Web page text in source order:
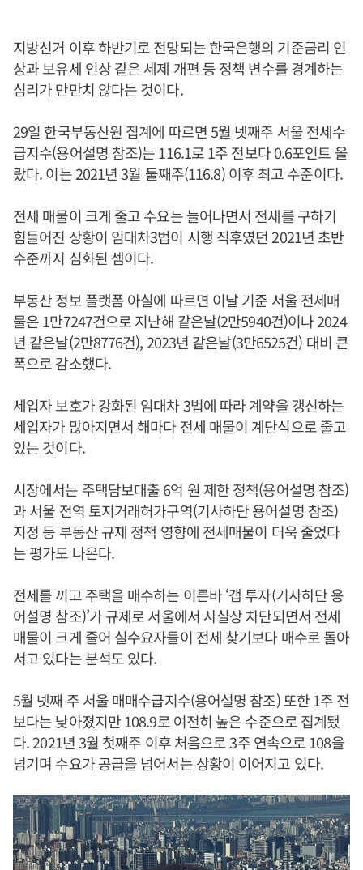
지방선거 이후 하반기로 전망되는 한국은행의 기준금리 인
상과 보유세 인상 같은 세제 개편 등 정책 변수를 경계하는
심리가 만만치 않다는 것이다.
29일 한국부동산원 집계에 따르면 5월 넷째주 서울 전세수
급지수(용어설명 참조)는 116.1로 1주 전보다 0.6포인트 올
랐다. 이는 2021년 3월 둘째주(116.8) 이후 최고 수준이다.
전세 매물이 크게 줄고 수요는 늘어나면서 전세를 구하기
힘들어진 상황이 임대차3법이 시행 직후였던 2021년 초반
수준까지 심화된 셈이다.
부동산 정보 플랫폼 아실에 따르면 이날 기준 서울 전세매
물은 1만7247건으로 지난해 같은날(2만5940건)이나 2024
년 같은날(2만8776건), 2023년 같은날(3만6525건) 대비 큰
폭으로 감소했다.
세입자 보호가 강화된 임대차 3법에 따라 계약을 갱신하는
세입자가 많아지면서 해마다 전세 매물이 계단식으로 줄고
있는 것이다.
시장에서는 주택담보대출 6억 원 제한 정책(용어설명 참조)
과 서울 전역 토지거래허가구역(기사하단 용어설명 참조)
지정 등 부동산 규제 정책 영향에 전세매물이 더욱 줄었다
는 평가도 나온다.
전세를 끼고 주택을 매수하는 이른바 ‘갭 투자(기사하단 용
어설명 참조)’가 규제로 서울에서 사실상 차단되면서 전세
매물이 크게 줄어 실수요자들이 전세 찾기보다 매수로 돌아
서고 있다는 분석도 있다.
5월 넷째 주 서울 매매수급지수(용어설명 참조) 또한 1주 전
보다는 낮아졌지만 108.9로 여전히 높은 수준으로 집계됐
다. 2021년 3월 첫째주 이후 처음으로 3주 연속으로 108을
넘기며 수요가 공급을 넘어서는 상황이 이어지고 있다.